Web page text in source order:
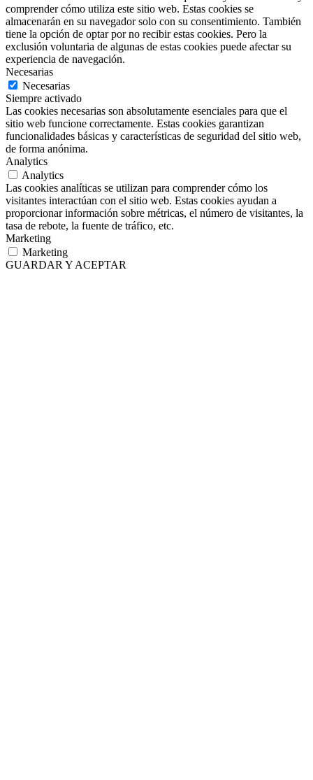
comprender cómo utiliza este sitio web. Estas cookies se
almacenarán en su navegador solo con su consentimiento. También
tiene la opción de optar por no recibir estas cookies. Pero la
exclusión voluntaria de algunas de estas cookies puede afectar su
experiencia de navegación.
Necesarias
Necesarias
Siempre activado
Las cookies necesarias son absolutamente esenciales para que el
sitio web funcione correctamente. Estas cookies garantizan
funcionalidades básicas y características de seguridad del sitio web,
de forma anónima.
Analytics
Analytics
Las cookies analíticas se utilizan para comprender cómo los
visitantes interactúan con el sitio web. Estas cookies ayudan a
proporcionar información sobre métricas, el número de visitantes, la
tasa de rebote, la fuente de tráfico, etc.
Marketing
Marketing
GUARDAR Y ACEPTAR